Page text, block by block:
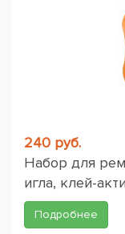
240 руб.
Набор для
игла, клей-
Подробнее